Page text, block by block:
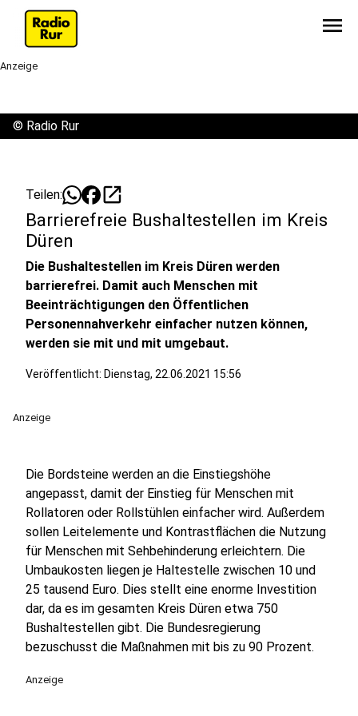
menu
Anzeige
© Radio Rur
Teilen: open_in_new
Barrierefreie Bushaltestellen im Kreis
Düren
Die Bushaltestellen im Kreis Düren werden
barrierefrei. Damit auch Menschen mit
Beeinträchtigungen den Öffentlichen
Personennahverkehr einfacher nutzen können,
werden sie mit und mit umgebaut.
Veröffentlicht: Dienstag, 22.06.2021 15:56
Anzeige
Die Bordsteine werden an die Einstiegshöhe
angepasst, damit der Einstieg für Menschen mit
Rollatoren oder Rollstühlen einfacher wird. Außerdem
sollen Leitelemente und Kontrastflächen die Nutzung
für Menschen mit Sehbehinderung erleichtern. Die
Umbaukosten liegen je Haltestelle zwischen 10 und
25 tausend Euro. Dies stellt eine enorme Investition
dar, da es im gesamten Kreis Düren etwa 750
Bushaltestellen gibt. Die Bundesregierung
bezuschusst die Maßnahmen mit bis zu 90 Prozent.
Anzeige